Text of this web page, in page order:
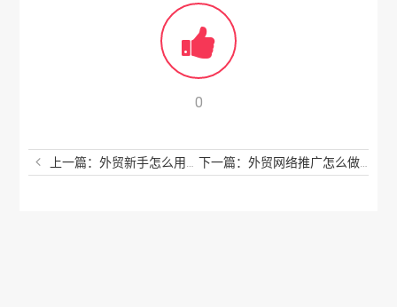
0
上一篇：外贸新手怎么用谷歌找客户？完全颠覆你的认知